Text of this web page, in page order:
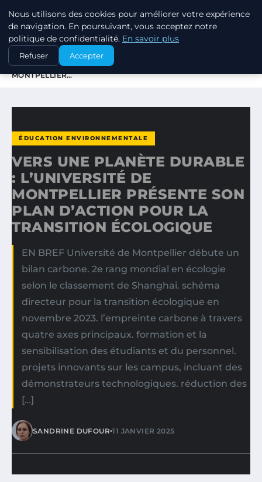
EXXON CLIMATE FOOTPRINT
ACCUEIL
ÉDUCATION ENVIRONNEMENTALE
VERS UNE PLANÈTE DURABLE : L’UNIVERSITÉ DE
MONTPELLIER…
ÉDUCATION ENVIRONNEMENTALE
VERS UNE PLANÈTE DURABLE
: L’UNIVERSITÉ DE
MONTPELLIER PRÉSENTE SON
PLAN D’ACTION POUR LA
TRANSITION ÉCOLOGIQUE
EN BREF Université de Montpellier débute un
bilan carbone. 2e rang mondial en écologie
selon le classement de Shanghai. schéma
directeur pour la transition écologique en
novembre 2023. l’empreinte carbone à travers
quatre axes principaux. formation et la
sensibilisation des étudiants et du personnel.
projets innovants sur les campus, incluant des
démonstrateurs technologiques. réduction des
[…]
SANDRINE DUFOUR•11 JANVIER 2025
Nous utilisons des cookies pour améliorer votre expérience
de navigation. En poursuivant, vous acceptez notre
politique de confidentialité. En savoir plus
Refuser Accepter